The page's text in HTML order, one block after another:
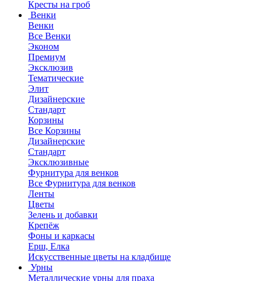
Кресты на гроб
Венки
Венки
Все Венки
Эконом
Премиум
Эксклюзив
Тематические
Элит
Дизайнерские
Стандарт
Корзины
Все Корзины
Дизайнерские
Стандарт
Эксклюзивные
Фурнитура для венков
Все Фурнитура для венков
Ленты
Цветы
Зелень и добавки
Крепёж
Фоны и каркасы
Ерш, Елка
Искусственные цветы на кладбище
Урны
Металлические урны для праха